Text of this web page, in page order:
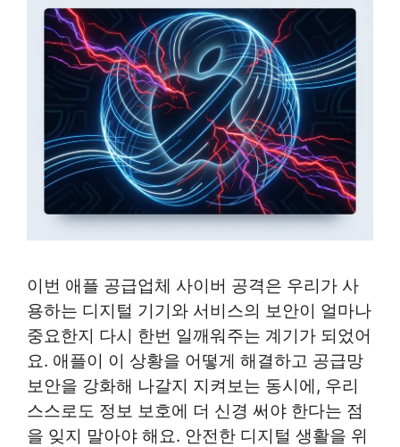
이번 애플 공급업체 사이버 공격은 우리가 사
용하는 디지털 기기와 서비스의 보안이 얼마나
중요한지 다시 한번 일깨워주는 계기가 되었어
요. 애플이 이 상황을 어떻게 해결하고 공급망
보안을 강화해 나갈지 지켜보는 동시에, 우리
스스로도 정보 보호에 더 신경 써야 한다는 점
을 잊지 말아야 해요. 안전한 디지털 생활을 위